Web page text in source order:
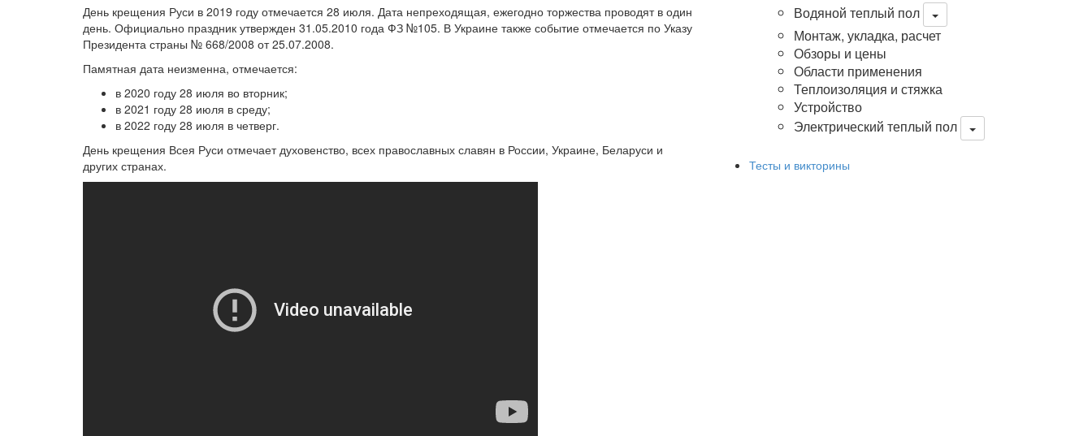
День крещения Руси в 2019 году отмечается 28 июля. Дата непреходящая, ежегодно торжества проводят в один
день. Официально праздник утвержден 31.05.2010 года ФЗ №105. В Украине также событие отмечается по Указу
Президента страны № 668/2008 от 25.07.2008.
Памятная дата неизменна, отмечается:
в 2020 году 28 июля во вторник;
в 2021 году 28 июля в среду;
в 2022 году 28 июля в четверг.
День крещения Всея Руси отмечает духовенство, всех православных славян в России, Украине, Беларуси и
других странах.
Водяной теплый пол
Монтаж, укладка, расчет
Обзоры и цены
Области применения
Теплоизоляция и стяжка
Устройство
Электрический теплый пол
Тесты и викторины